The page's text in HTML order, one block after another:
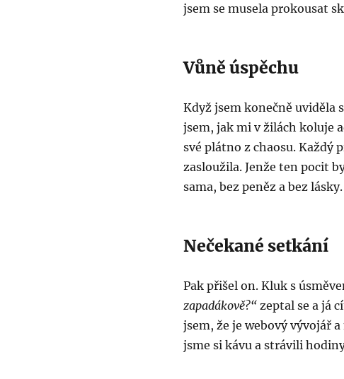
jsem se musela prokousat
Vůně úspěchu
Když jsem konečně uviděla
jsem, jak mi v žilách koluje
své plátno z chaosu. Každý
zasloužila. Jenže ten pocit
sama, bez peněz a bez lásky.
Nečekané setkání
Pak přišel on. Kluk s
zapadákově?“ zeptal se a já
jsem, že je webový vývojář
jsme si kávu a strávili